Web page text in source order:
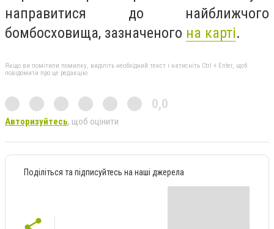
направитися до найближчого
бомбосховища, зазначеного на карті.
Якщо ви помітили помилку, виділіть необхідний текст і натисніть Ctrl + Enter, щоб
повідомити про це редакцію
0,0
Авторизуйтесь, щоб оцінити
Поділіться та підписуйтесь на наші джерела